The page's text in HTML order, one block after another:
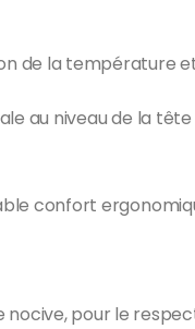
de la température
au niveau de la
confort
pour le